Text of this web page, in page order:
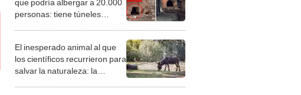
que podría albergar a 20.000
personas: tiene túneles
El inesperado animal al que
los científicos recurrieron para
salvar la naturaleza: la